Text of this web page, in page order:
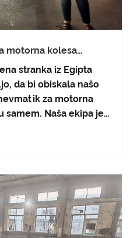
motorna kolesa
stranka iz Egipta
da bi obiskala našo
za motorna
samem. Naša ekipa je
s čimer se je